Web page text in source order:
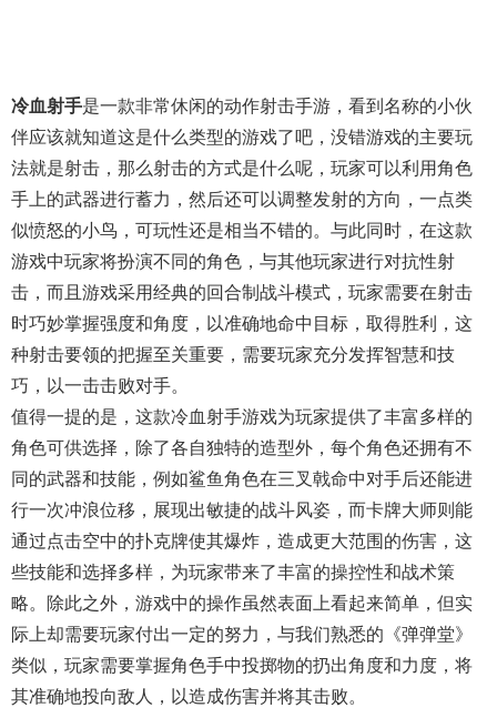
冷血射手是一款非常休闲的动作射击手游，看到名称的小伙
伴应该就知道这是什么类型的游戏了吧，没错游戏的主要玩
法就是射击，那么射击的方式是什么呢，玩家可以利用角色
手上的武器进行蓄力，然后还可以调整发射的方向，一点类
似愤怒的小鸟，可玩性还是相当不错的。与此同时，在这款
游戏中玩家将扮演不同的角色，与其他玩家进行对抗性射
击，而且游戏采用经典的回合制战斗模式，玩家需要在射击
时巧妙掌握强度和角度，以准确地命中目标，取得胜利，这
种射击要领的把握至关重要，需要玩家充分发挥智慧和技
巧，以一击击败对手。
值得一提的是，这款冷血射手游戏为玩家提供了丰富多样的
角色可供选择，除了各自独特的造型外，每个角色还拥有不
同的武器和技能，例如鲨鱼角色在三叉戟命中对手后还能进
行一次冲浪位移，展现出敏捷的战斗风姿，而卡牌大师则能
通过点击空中的扑克牌使其爆炸，造成更大范围的伤害，这
些技能和选择多样，为玩家带来了丰富的操控性和战术策
略。除此之外，游戏中的操作虽然表面上看起来简单，但实
际上却需要玩家付出一定的努力，与我们熟悉的《弹弹堂》
类似，玩家需要掌握角色手中投掷物的扔出角度和力度，将
其准确地投向敌人，以造成伤害并将其击败。